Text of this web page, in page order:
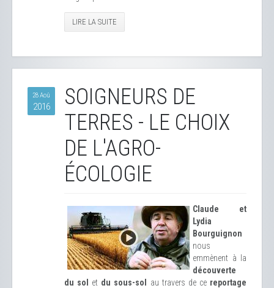
LIRE LA SUITE
28 Aoû
2016
SOIGNEURS DE
TERRES - LE CHOIX
DE L'AGRO-
ÉCOLOGIE
Claude et
Lydia
Bourguignon
nous
emmènent à la
découverte
du sol
et du sous-sol au travers de ce reportage